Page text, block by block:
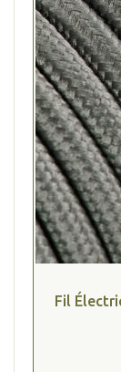
Fil